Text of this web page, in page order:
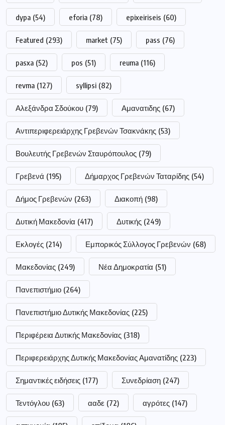
dypa (54) eforia (78) epixeiriseis (60)
Featured (293) market (75) pass (76)
pasxa (52) pos (51) reuma (116)
revma (127) syllipsi (82)
Αλεξάνδρα Σδούκου (79) Αμανατιδης (67)
Αντιπεριφερειάρχης Γρεβενών Τσακνάκης (53)
Βουλευτής Γρεβενών Σταυρόπουλος (79)
Γρεβενά (195) Δήμαρχος Γρεβενών Ταταρίδης (54)
Δήμος Γρεβενών (263) Διακοπή (98)
Δυτική Μακεδονία (417) Δυτικής (249)
Εκλογές (214) Εμπορικός Σύλλογος Γρεβενών (68)
Μακεδονίας (249) Νέα Δημοκρατία (51)
Πανεπιστήμιο (264)
Πανεπιστήμιο Δυτικής Μακεδονίας (225)
Περιφέρεια Δυτικής Μακεδονίας (318)
Περιφερειάρχης Δυτικής Μακεδονίας Αμανατίδης (223)
Σημαντικές ειδήσεις (177) Συνεδρίαση (247)
Τεντόγλου (63) ααδε (72) αγρότες (147)